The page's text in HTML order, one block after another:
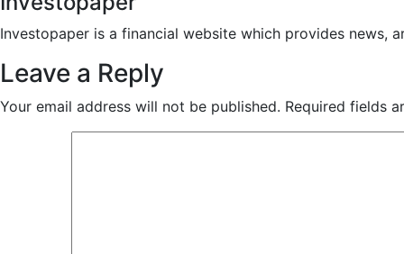
Investopaper is a financial website which provides news,
Leave a Reply
Your email address will not be published. Required fields